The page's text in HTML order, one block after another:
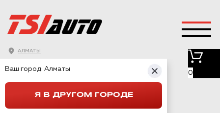
АЛМАТЫ
0
ФИРМЕННЫЕ ПЕРЧАТКИ ШУМОФФ
Ваш город: Алматы
Я В ДРУГОМ ГОРОДЕ